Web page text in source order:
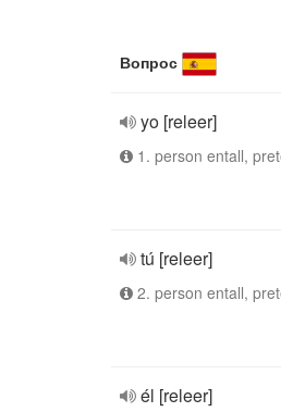
Вопрос
yo [releer]
1. person entall,
tú [releer]
2. person entall,
él [releer]